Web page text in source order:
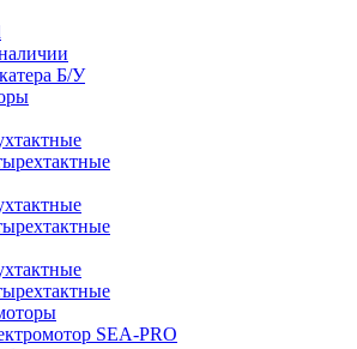
Б/У
SEA-PRO